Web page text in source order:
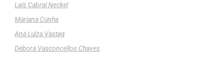
Laís Cabral Neckel
Mariana Cunha
Ana Luíza Vastag
Débora Vasconcellos Chaves